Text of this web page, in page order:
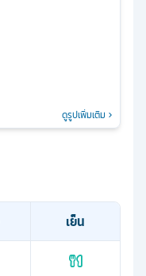
ดูรูปเพิ่มเติม
เย็น